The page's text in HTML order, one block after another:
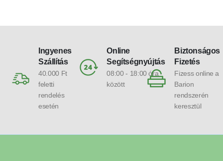
Ingyenes
Szállítás
40.000 Ft
feletti
rendelés
esetén
Online
Segítségnyújtás
08:00 - 18:00 óra
között
Biztonságos
Fizetés
Fizess online a
Barion
rendszerén
keresztül